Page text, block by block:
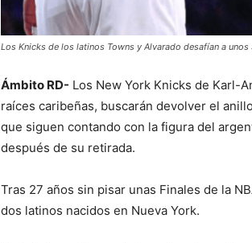
Los Knicks de los latinos Towns y Alvarado desafían a
Ámbito RD- Los New York Knicks de Karl-
raíces caribeñas, buscarán devolver el
que siguen contando con la figura del
después de su retirada.
Tras 27 años sin pisar unas Finales de la
dos latinos nacidos en Nueva York.